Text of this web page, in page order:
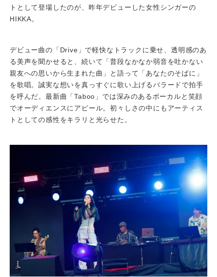
トとして登場したのが、昨年デビューした女性シンガーの
HIKKA。
デビュー曲の「Drive」で軽快なトラックに乗せ、透明感のあ
る美声を聞かせると、続いて「普段なかなか弱音を吐かない
親友への思いから生まれた曲」と語って「あなたのそばに」
を歌唱。誠実な想いを真っすぐに歌い上げるバラードで拍手
を呼んだ。最新曲「Taboo」では深みのあるボーカルと笑顔
でオーディエンスにアピール。初々しさの中にもアーティス
トとしての感性をキラリと光らせた。